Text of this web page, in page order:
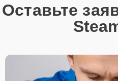
Оставьте